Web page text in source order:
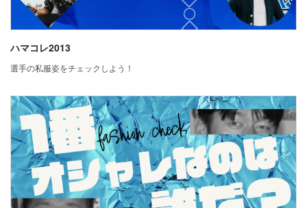
ハマコレ2013
選手の私服姿をチェックしよう！